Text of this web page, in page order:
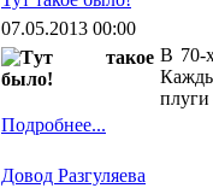
07.05.2013 00:00
В 70-
плуги
Подробнее...
Довод Разгуляева